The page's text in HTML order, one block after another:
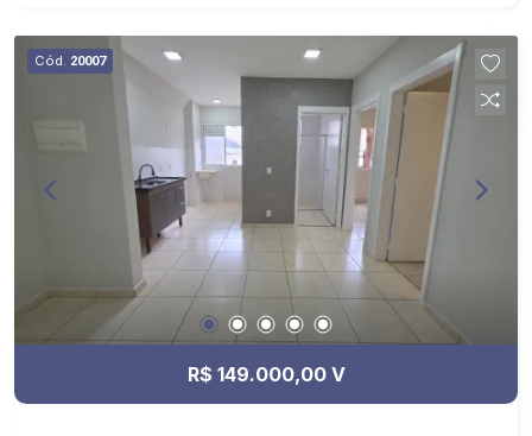
Cód. 20007
R$ 149.000,00 V